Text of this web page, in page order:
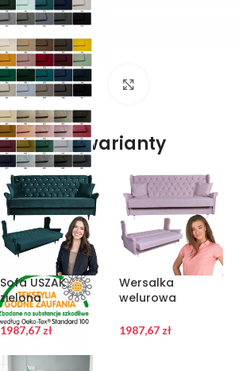
warianty
Sofa USZAK
zielona
3osobowa
rozkładana
wersalka GAJA
1987,67zł
Wersalka
welurowa
uszak fioletowa
1987,67zł